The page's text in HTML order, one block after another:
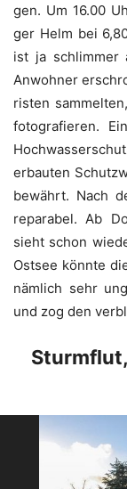
gen. Um 16.00
ger Helm bei
ist ja schlim­mer
Anwoh­ner
ris­ten
foto­gra­fie­ren.
erbau­ten
bewährt. Nach
repa­ra­bel. Ab
sieht schon
Ost­see könn­te
näm­lich sehr
und zog den